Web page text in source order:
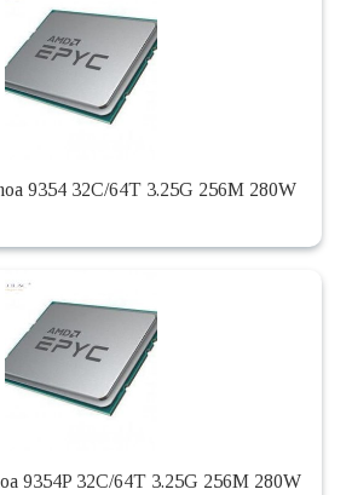
9354 32C/64T 3.25G 256M 280W
9354P 32C/64T 3.25G 256M 280W